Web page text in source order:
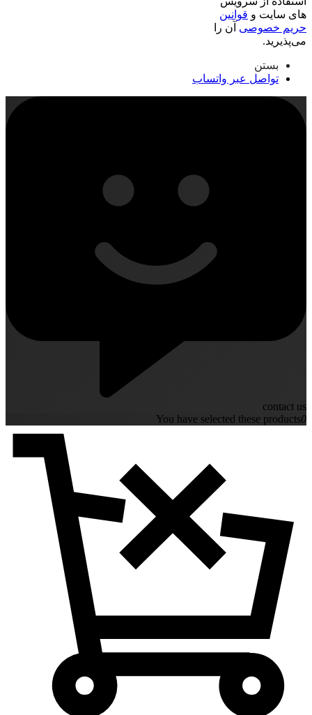
های سایت و قوانین
حریم خصوصی آن را
می‌پذیرید.
بستن
تواصل عبر واتساب
contact us
You have selected these products0